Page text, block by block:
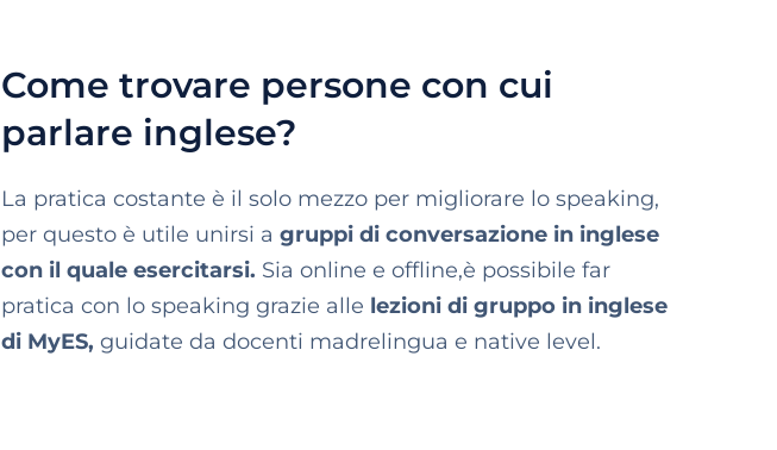
Come trovare persone con cui
parlare inglese?
La pratica costante è il solo mezzo per migliorare lo speaking,
per questo è utile unirsi a gruppi di conversazione in inglese
con il quale esercitarsi. Sia online e offline,è possibile far
pratica con lo speaking grazie alle lezioni di gruppo in inglese
di MyES, guidate da docenti madrelingua e native level.